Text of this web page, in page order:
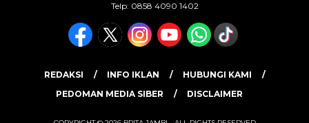
Telp: 0858 4090 1402
REDAKSI INFO IKLAN
HUBUNGI KAMI
PEDOMAN MEDIA SIBER
DISCLAIMER